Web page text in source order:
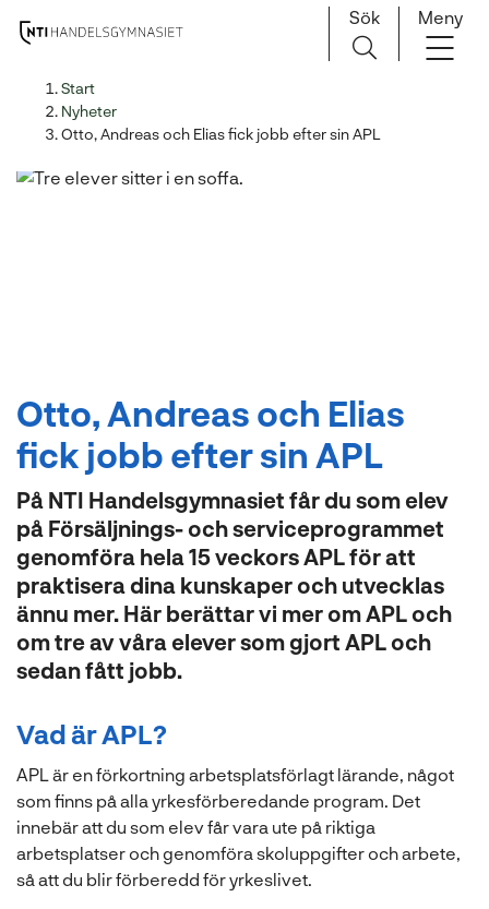
Huvudnavigation
Sök Meny
Start
Nyheter
Otto, Andreas och Elias fick jobb efter sin APL
Otto, Andreas och Elias
fick jobb efter sin APL
På NTI Handelsgymnasiet får du som elev
på Försäljnings- och serviceprogrammet
genomföra hela 15 veckors APL för att
praktisera dina kunskaper och utvecklas
ännu mer. Här berättar vi mer om APL och
om tre av våra elever som gjort APL och
sedan fått jobb.
Vad är APL?
APL är en förkortning arbetsplatsförlagt lärande, något
som finns på alla yrkesförberedande program. Det
innebär att du som elev får vara ute på riktiga
arbetsplatser och genomföra skoluppgifter och arbete,
så att du blir förberedd för yrkeslivet.